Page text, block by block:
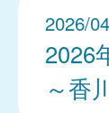
2026/
2026
～香